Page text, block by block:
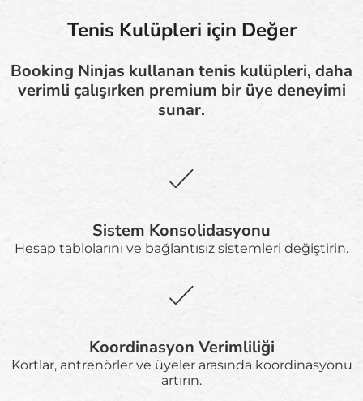
Tenis Kulüpleri için Değer
Booking Ninjas kullanan tenis kulüpleri, daha
verimli çalışırken premium bir üye deneyimi
sunar.
Sistem Konsolidasyonu
Hesap tablolarını ve bağlantısız sistemleri değiştirin.
Koordinasyon Verimliliği
Kortlar, antrenörler ve üyeler arasında koordinasyonu
artırın.